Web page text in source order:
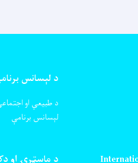
د لېسانس
د طبیعي او
لېسانس برنامې